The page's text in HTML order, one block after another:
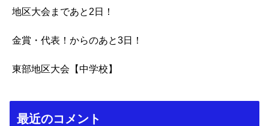
地区大会まであと2日！
金賞・代表！からのあと3日！
東部地区大会【中学校】
最近のコメント